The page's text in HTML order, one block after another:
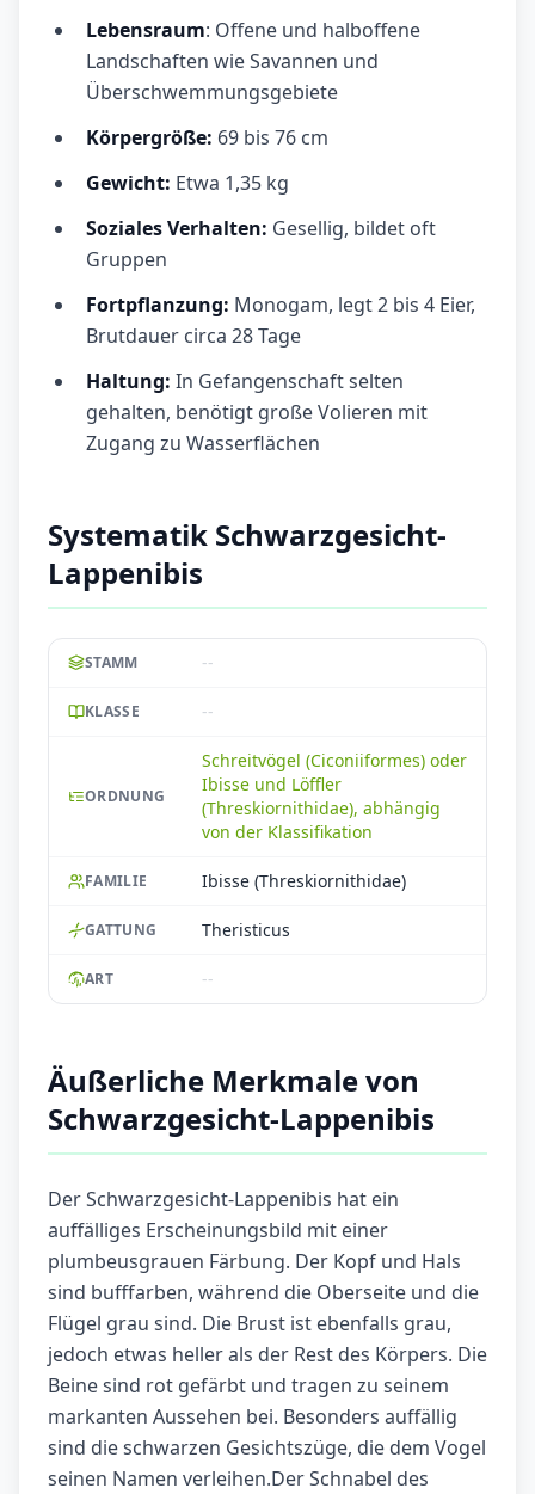
Lebensraum: Offene und halboffene
Landschaften wie Savannen und
Überschwemmungsgebiete
Körpergröße: 69 bis 76 cm
Gewicht: Etwa 1,35 kg
Soziales Verhalten: Gesellig, bildet oft
Gruppen
Fortpflanzung: Monogam, legt 2 bis 4 Eier,
Brutdauer circa 28 Tage
Haltung: In Gefangenschaft selten
gehalten, benötigt große Volieren mit
Zugang zu Wasserflächen
Systematik Schwarzgesicht-
Lappenibis
STAMM --
KLASSE --
ORDNUNG
Schreitvögel (Ciconiiformes) oder
Ibisse und Löffler
(Threskiornithidae), abhängig
von der Klassifikation
FAMILIE Ibisse (Threskiornithidae)
GATTUNG Theristicus
ART --
Äußerliche Merkmale von
Schwarzgesicht-Lappenibis
Der Schwarzgesicht-Lappenibis hat ein
auffälliges Erscheinungsbild mit einer
plumbeusgrauen Färbung. Der Kopf und Hals
sind bufffarben, während die Oberseite und die
Flügel grau sind. Die Brust ist ebenfalls grau,
jedoch etwas heller als der Rest des Körpers. Die
Beine sind rot gefärbt und tragen zu seinem
markanten Aussehen bei. Besonders auffällig
sind die schwarzen Gesichtszüge, die dem Vogel
seinen Namen verleihen.Der Schnabel des